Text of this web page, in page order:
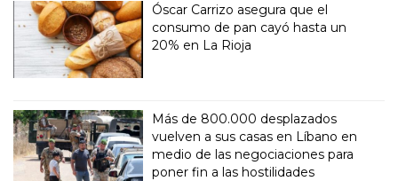
Óscar Carrizo asegura que el
consumo de pan cayó hasta un
20% en La Rioja
Más de 800.000 desplazados
vuelven a sus casas en Líbano en
medio de las negociaciones para
poner fin a las hostilidades